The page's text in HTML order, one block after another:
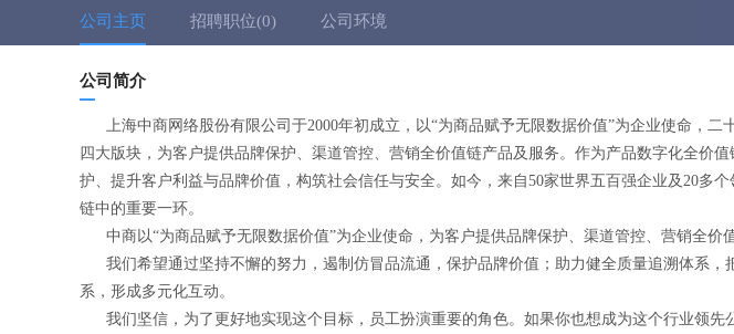
公司主页 招聘职位(0) 公司环境
公司简介
上海中商网络股份有限公司于2000年初成立，以“为商品赋予无限数据价值”为企业使命，二
四大版块，为客户提供品牌保护、渠道管控、营销全价值链产品及服务。作为产品数字化全价
护、提升客户利益与品牌价值，构筑社会信任与安全。如今，来自50家世界五百强企业及20多
链中的重要一环。
中商以“为商品赋予无限数据价值”为企业使命，为客户提供品牌保护、渠道管控、营销全价
我们希望通过坚持不懈的努力，遏制仿冒品流通，保护品牌价值；助力健全质量追溯体系，
系，形成多元化互动。
我们坚信，为了更好地实现这个目标，员工扮演重要的角色。如果你也想成为这个行业领先